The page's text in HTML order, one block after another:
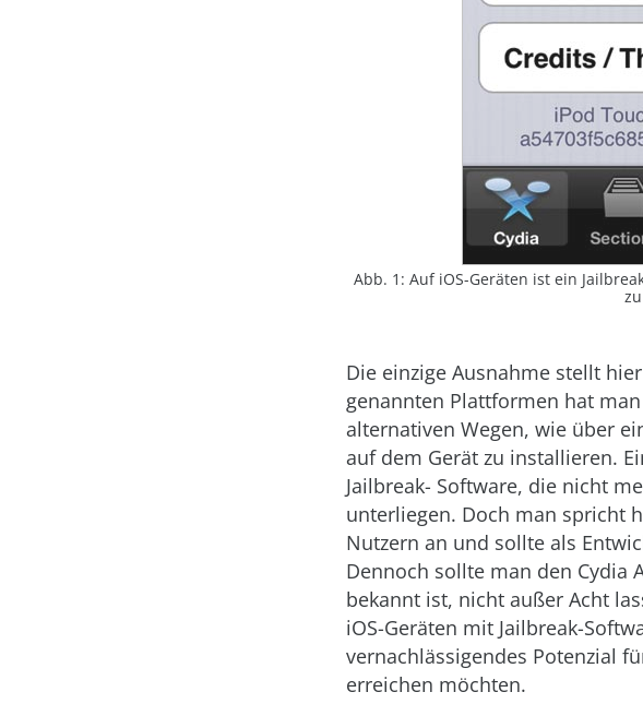
Abb. 1: Auf iOS-Geräten ist ein
Die einzige Ausnahme stellt
genannten Plattformen hat
alternativen Wegen, wie über
auf dem Gerät zu installieren.
Jailbreak- Software, die nicht
unterliegen. Doch man spricht
Nutzern an und sollte als
Dennoch sollte man den Cydia
bekannt ist, nicht außer Acht
iOS-Geräten mit Jailbreak-
vernachlässigendes Potenzial
erreichen möchten.